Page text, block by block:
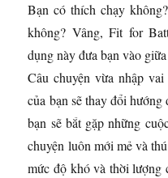
Bạn có thích chạy
không? Vâng, Fit for
dụng này đưa bạn vào
Câu chuyện vừa nhập
của bạn sẽ thay đổi
bạn sẽ bắt gặp những
chuyện luôn mới mẻ và
mức độ khó và thời lượng